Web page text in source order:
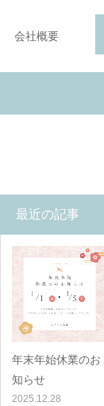
会社概要
最近の記事
年末年始休業のお
知らせ
2025.12.28